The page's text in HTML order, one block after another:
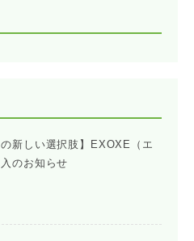
の新しい選択肢】EXOXE（エ
のお知らせ